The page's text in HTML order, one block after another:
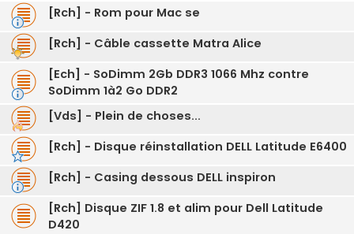
[Rch] - Rom pour Mac se
[Rch] - Câble cassette Matra Alice
[Ech] - SoDimm 2Gb DDR3 1066 Mhz contre
SoDimm 1à2 Go DDR2
[Vds] - Plein de choses...
[Rch] - Disque réinstallation DELL Latitude E6400
[Rch] - Casing dessous DELL inspiron
[Rch] Disque ZIF 1.8 et alim pour Dell Latitude
D420